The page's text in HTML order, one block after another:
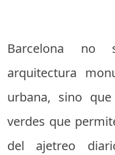
Barcelona no
arquitectura
urbana, sino
verdes que
del ajetreo